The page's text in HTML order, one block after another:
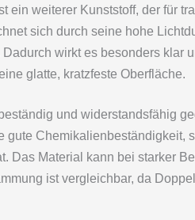
ein weiterer Kunststoff, der für
sich durch seine hohe
wirkt es besonders klar
glatte, kratzfeste Oberfläche.
und widerstandsfähig
gute Chemikalienbeständigkeit,
Das Material kann bei starker
ist vergleichbar, da